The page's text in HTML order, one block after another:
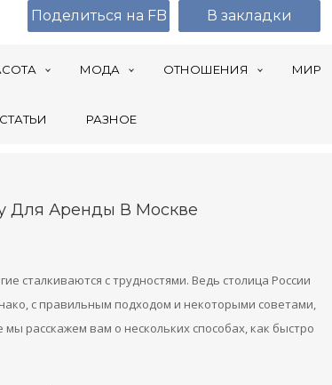
МОДА ОТНОШЕНИЯ МИР
СТАТЬИ РАЗНОЕ
Для Аренды В Москве
сталкиваются с трудностями. Ведь столица России
с правильным подходом и некоторыми советами,
расскажем вам о нескольких способах, как быстро
Поделиться на FB В закладки